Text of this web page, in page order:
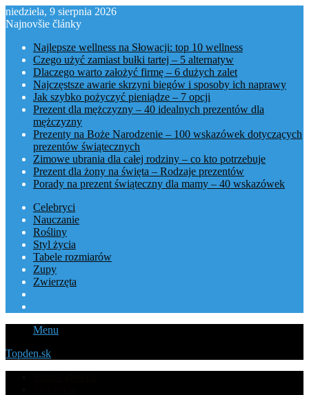
niedziela, 9 sierpnia 2026
Najnovšie články
Najlepsze wellness na Słowacji: top 10 wellness
Czego użyć zamiast bułki tartej – 5 alternatyw
Dlaczego warto założyć firmę – 6 dużych zalet
Najczęstsze awarie skrzyni biegów i sposoby ich naprawy
Jak szybko pożyczyć pieniądze – 7 opcji
Prezent dla mężczyzny – 40 idealnych prezentów dla
mężczyzny
Prezenty na Boże Narodzenie – 100 wskazówek dotyczących
prezentów świątecznych
Zimowe ubrania dla całej rodziny – co kto potrzebuje
Prezent dla żony na święta – Rodzaje prezentów
Porady na prezent świąteczny dla mamy – 40 wskazówek
Celebryci
Nauczanie
Rośliny
Styl życia
Tabele rozmiarów
Zupy
Zwierzęta
Menu
Topden.sk